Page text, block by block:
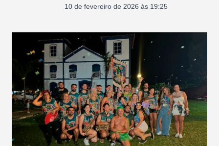
10 de fevereiro de 2026 às 19:25